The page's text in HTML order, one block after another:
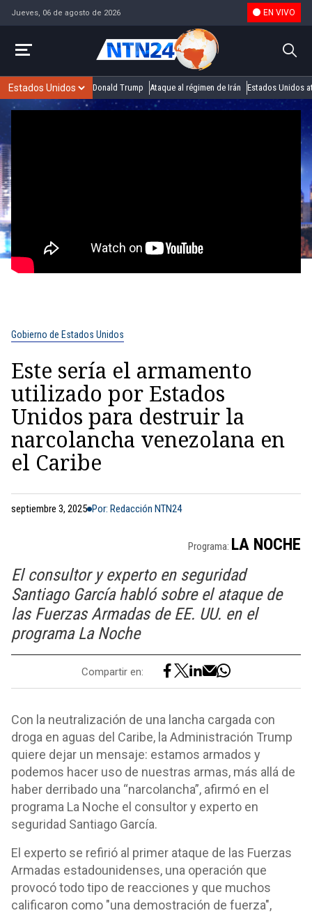
Jueves, 06 de agosto de 2026 EN VIVO
Donald Trump Ataque al régimen de Irán Estados Unidos
Gobierno de Estados Unidos
Este sería el armamento
utilizado por Estados
Unidos para destruir la
narcolancha venezolana en
el Caribe
septiembre 3, 2025 Por: Redacción NTN24
Programa: LA NOCHE
El consultor y experto en seguridad
Santiago García habló sobre el ataque de
las Fuerzas Armadas de EE. UU. en el
programa La Noche
Compartir en:
Con la neutralización de una lancha cargada con
droga en aguas del Caribe, la Administración Trump
quiere dejar un mensaje: estamos armados y
podemos hacer uso de nuestras armas, más allá de
haber derribado una “narcolancha”, afirmó en el
programa La Noche el consultor y experto en
seguridad Santiago García.
El experto se refirió al primer ataque de las Fuerzas
Armadas estadounidenses, una operación que
provocó todo tipo de reacciones y que muchos
calificaron como "una demostración de fuerza",